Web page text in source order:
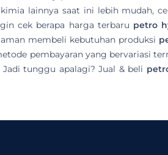
lainnya saat ini lebih mudah,
cek berapa harga terbaru petro
membeli kebutuhan produksi
pembayaran yang bervariasi
tunggu apalagi? Jual & beli